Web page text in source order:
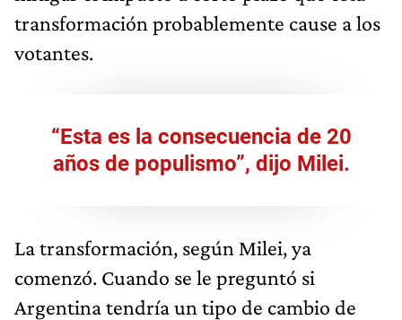
transformación probablemente cause a los
votantes.
“Esta es la consecuencia de 20
años de populismo”, dijo Milei.
La transformación, según Milei, ya
comenzó. Cuando se le preguntó si
Argentina tendría un tipo de cambio de